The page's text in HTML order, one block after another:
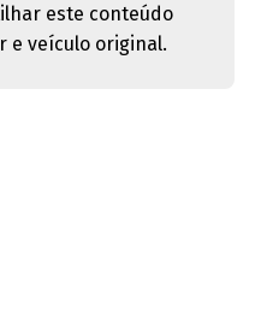
este conteúdo
e veículo original.